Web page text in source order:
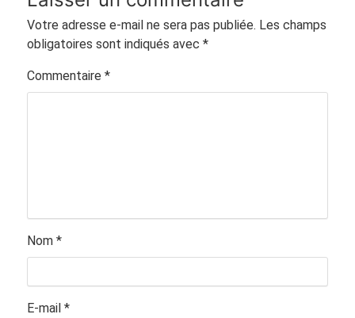
Votre adresse e-mail ne sera pas publiée. Les champs
obligatoires sont indiqués avec *
Commentaire *
Nom *
E-mail *